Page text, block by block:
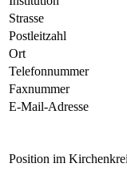
Strasse
Postleitzahl
Ort
Telefonnummer
Faxnummer
E-Mail-Adresse
Position im